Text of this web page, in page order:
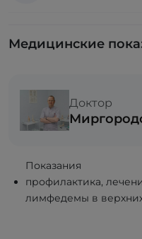
Медицинские
Доктор
Показания
профилактика,
лимфедемы в верхних